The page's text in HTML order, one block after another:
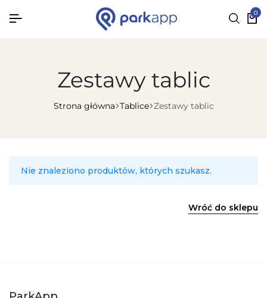
0
Zestawy tablic
Strona główna Tablice Zestawy tablic
Nie znaleziono produktów, których szukasz.
Wróć do sklepu